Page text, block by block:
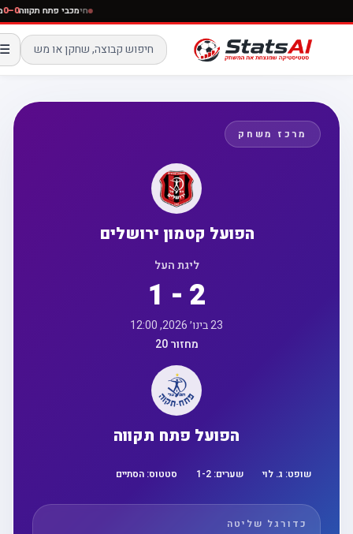
חי מכבי פתח תקווה
☰
מרכז משחק
הפועל קטמון ירושלים
ליגת העל
1 - 2
23 בינו׳ 2026, 12:00
מחזור 20
הפועל פתח תקווה
שופט:ג. לוי שערים: 1 -2 סטטוס:הסתיים
כדורגל שליטה